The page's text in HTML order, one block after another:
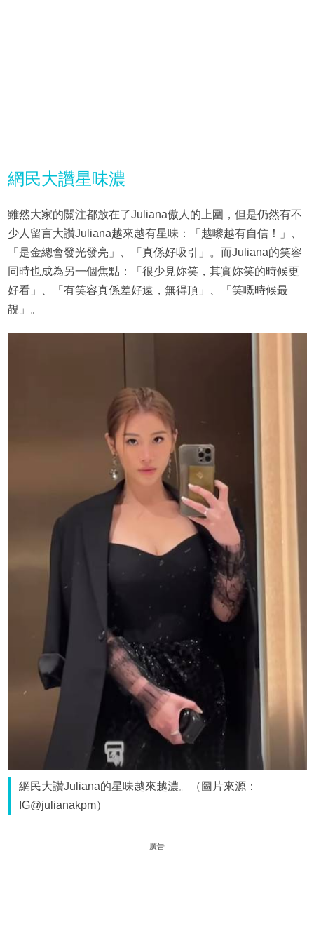
網民大讚星味濃
雖然大家的關注都放在了Juliana傲人的上圍，但是仍然有不
少人留言大讚Juliana越來越有星味：「越嚟越有自信！」、
「是金總會發光發亮」、「真係好吸引」。而Juliana的笑容
同時也成為另一個焦點：「很少見妳笑，其實妳笑的時候更
好看」、「有笑容真係差好遠，無得頂」、「笑嘅時候最
靚」。
網民大讚Juliana的星味越來越濃。（圖片來源：
IG@julianakpm）
廣告